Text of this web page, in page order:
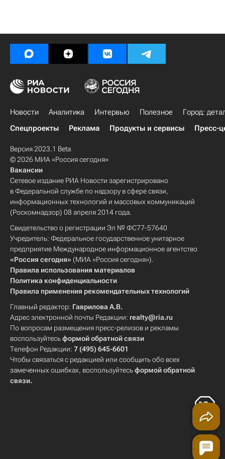
Новости Аналитика Интервью Полезное
Город:
Спецпроекты
Реклама Продукты и сервисы Пресс-
Версия 2023.1 Beta
© 2026 МИА «Россия сегодня»
Вакансии
Сетевое издание РИА Новости зарегистрировано
в Федеральной службе по надзору в сфере связи,
информационных технологий и массовых коммуникаций
(Роскомнадзор) 08 апреля 2014 года.
Свидетельство о регистрации Эл № ФС77-57640
Учредитель: Федеральное государственное унитарное
предприятие Международное информационное агентство
«Россия сегодня» (МИА «Россия сегодня»).
Правила использования материалов
Политика конфиденциальности
Правила применения рекомендательных технологий
Главный редактор: Гаврилова А.В.
Адрес электронной почты Редакции: realty@ria.ru
По вопросам размещения пресс-релизов и рекламы
воспользуйтесьформой обратной связи
Телефон Редакции: 7 (495) 645-6601
Чтобы связаться с редакцией или сообщить обо всех
замеченных ошибках, воспользуйтесьформой обратной
связи.